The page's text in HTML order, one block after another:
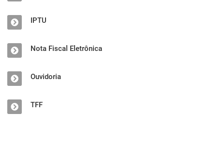
IPTU
Nota Fiscal Eletrônica
Ouvidoria
TFF